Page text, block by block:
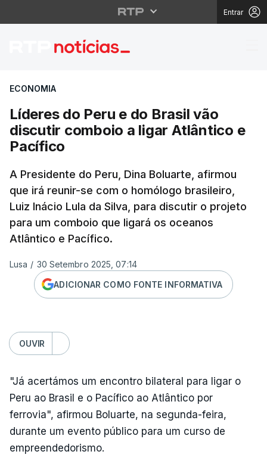
Entrar
Líderes do Peru e do
ECONOMIA
Líderes do Peru e do Brasil vão
discutir comboio a ligar Atlântico e
Pacífico
A Presidente do Peru, Dina Boluarte, afirmou
que irá reunir-se com o homólogo brasileiro,
Luiz Inácio Lula da Silva, para discutir o projeto
para um comboio que ligará os oceanos
Atlântico e Pacífico.
Lusa / 30 Setembro 2025, 07:14
ADICIONAR COMO FONTE INFORMATIVA
OUVIR
"Já acertámos um encontro bilateral para ligar o
Peru ao Brasil e o Pacífico ao Atlântico por
ferrovia", afirmou Boluarte, na segunda-feira,
durante um evento público para um curso de
empreendedorismo.